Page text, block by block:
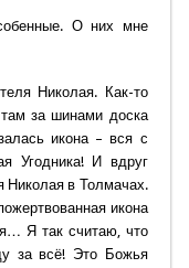
О них мне
Николая. Как-то
за шинами доска
икона – вся с
Угодника! И вдруг
Николая в Толмачах.
икона
Я так считаю, что
за всё! Это Божья